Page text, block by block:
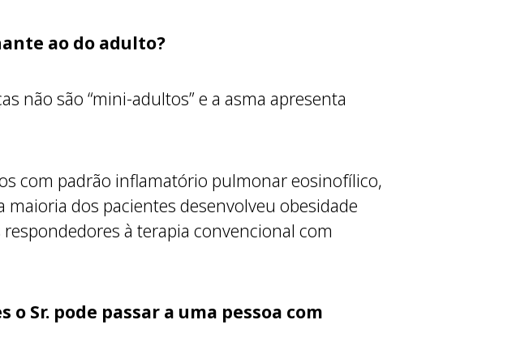
ao do adulto?
não são “mini-adultos” e a asma apresenta
com padrão inflamatório pulmonar eosinofílico,
maioria dos pacientes desenvolveu obesidade
à terapia convencional com
Sr. pode passar a uma pessoa com